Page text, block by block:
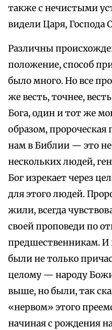
также с нечистыми
видели Царя, Господа
Различны
положение, способ
было много. Но все
же весть, точнее,
Бога, один и тот же
образом, пророческая
нам в Библии — это
нескольких людей,
Бог изрекает через
для этого людей.
жили, всегда
своей проповеди по
предшественникам. И
были не только
целому — народу
выше, но были, так
«нервом» этого
начиная с рождения